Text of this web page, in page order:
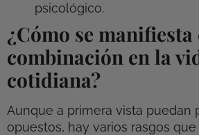
psicológico.
¿Cómo se manifiesta
combinación en la
cotidiana?
Aunque a primera vista puedan
opuestos, hay varios rasgos